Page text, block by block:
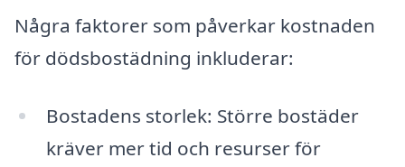
Några faktorer som påverkar kostnaden
för dödsbostädning inkluderar:
Bostadens storlek: Större bostäder
kräver mer tid och resurser för